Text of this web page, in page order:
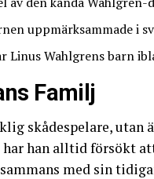
uppmärksammade i
Linus Wahlgrens barn
Familj
skådespelare, utan
han alltid försökt
med sin